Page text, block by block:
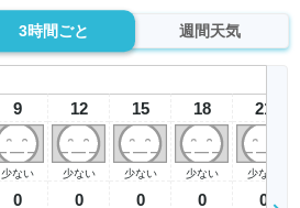
3時間ごと 週間天気
9
少ない
0
12
少ない
0
15
少ない
0
18
少ない
0
21
少ない
0